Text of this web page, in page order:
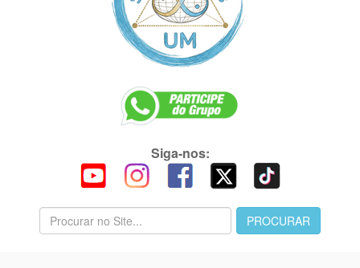
Siga-nos: